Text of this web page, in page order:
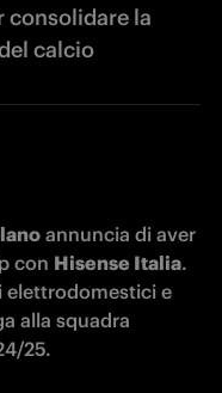
consolidare la
calcio
annuncia di aver
con Hisense Italia.
elettrodomestici e
alla squadra
25.